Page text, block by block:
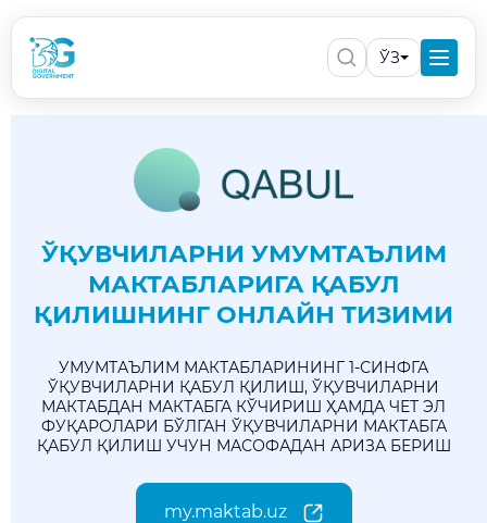
ЎЗ
ЎҚУВЧИЛАРНИ УМУМТАЪЛИМ
МАКТАБЛАРИГА ҚАБУЛ
ҚИЛИШНИНГ ОНЛАЙН ТИЗИМИ
УМУМТАЪЛИМ МАКТАБЛАРИНИНГ 1-СИНФГА
ЎҚУВЧИЛАРНИ ҚАБУЛ ҚИЛИШ, ЎҚУВЧИЛАРНИ
МАКТАБДАН МАКТАБГА КЎЧИРИШ ҲАМДА ЧЕТ ЭЛ
ФУҚАРОЛАРИ БЎЛГАН ЎҚУВЧИЛАРНИ МАКТАБГА
ҚАБУЛ ҚИЛИШ УЧУН МАСОФАДАН АРИЗА БЕРИШ
my.maktab.uz